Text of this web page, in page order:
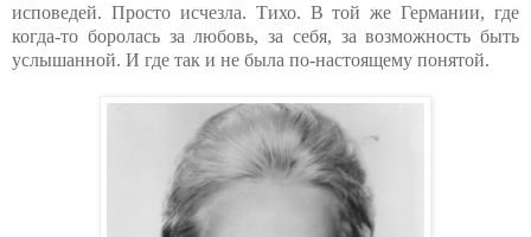
исповедей. Просто исчезла. Тихо. В той же Германии, где
когда-то боролась за любовь, за себя, за возможность быть
услышанной. И где так и не была по-настоящему понятой.